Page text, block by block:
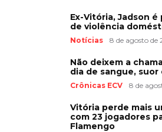
Ex-Vitória, Jadson
de violência
Notícias 8 de agosto de
Não deixem a
dia de sangue, suor
Crônicas ECV 8 de
Vitória perde mais
com 23 jogadores
Flamengo